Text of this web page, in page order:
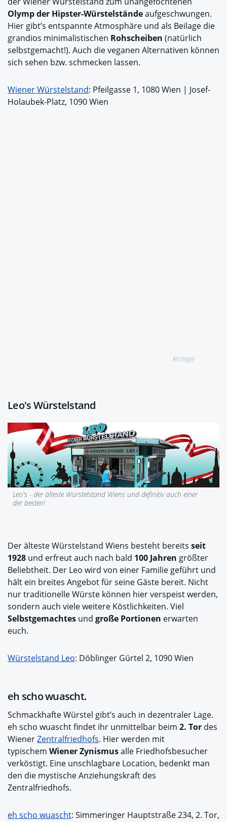
Olymp der Hipster-Würstelständeaufgeschwungen.
Hier gibt’s entspannte Atmosphäre und als Beilage die
grandios minimalistischen Rohscheiben (natürlich
selbstgemacht!). Auch die veganen Alternativen können
sich sehen bzw. schmecken lassen.
Wiener Würstelstand: Pfeilgasse 1, 1080 Wien | Josef-
Holaubek-Platz, 1090 Wien
Anzeige
Leo's Würstelstand
Leo's - der älteste Würstelstand Wiens und definitiv auch einer
der besten!
Der älteste Würstelstand Wiens besteht bereits seit
1928 und erfreut auch nach bald 100 Jahren größter
Beliebtheit. Der Leo wird von einer Familie geführt und
hält ein breites Angebot für seine Gäste bereit. Nicht
nur traditionelle Würste können hier verspeist werden,
sondern auch viele weitere Köstlichkeiten. Viel
Selbstgemachtes und große Portionen erwarten
euch.
Würstelstand Leo: Döblinger Gürtel 2, 1090 Wien
eh scho wuascht.
Schmackhafte Würstel gibt’s auch in dezentraler Lage.
eh scho wuascht findet ihr unmittelbar beim 2. Tor des
WienerZentralfriedhofs. Hier werden mit
typischem Wiener Zynismusalle Friedhofsbesucher
verköstigt. Eine unschlagbare Location, bedenkt man
den die mystische Anziehungskraft des
Zentralfriedhofs.
eh scho wuascht: Simmeringer Hauptstraße 234, 2. Tor,